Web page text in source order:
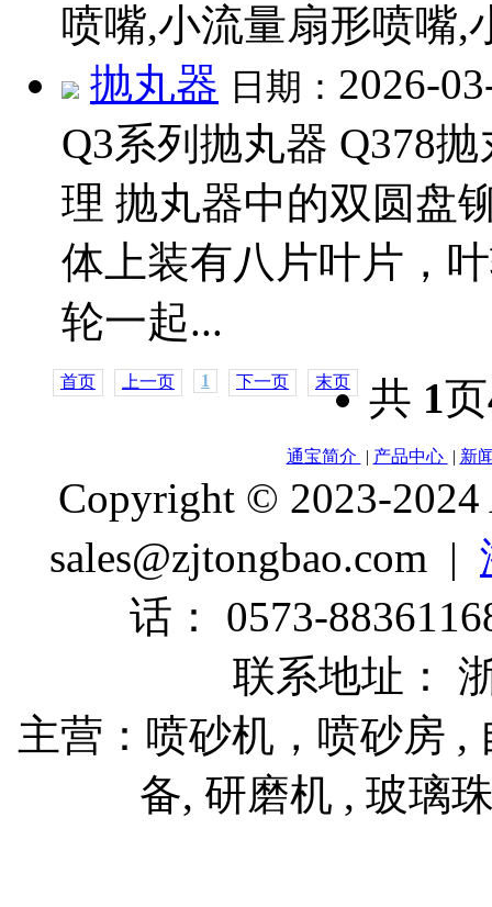
喷嘴,小流量扇形喷嘴,
抛丸器 日期： 2026-
Q3系列抛丸器 Q378
理 抛丸器中的双圆盘
体上装有八片叶片，
轮一起...
首页 上一页 1 下一页 末页 共 1页
通宝简介 | 产品中心 | 新
Copyright © 2023-
sales@zjtongbao.com |
话： 0573-
联系地址：
主营：喷砂机，喷砂房 ,
备, 研磨机 , 玻璃